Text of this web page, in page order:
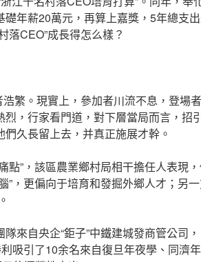
年薪20萬元，再算上嘉獎，5年總支
落CEO”成長得怎么樣？
浩繁。現實上，參加者川流不息，登場
，行家看門道，對下層當局而言，招
久長留上去，并真正施展才幹。
點”，該區農業鄉村局相干擔任人表現
”，更偏向于培育和發掘外鄉人才；另
來自央企“鉅子”中鐵建城發商管公司，
吸引了10余名來自復旦年夜學、同濟